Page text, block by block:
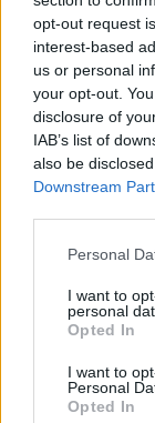
opt-out request
interest-based
us or personal
your opt-out.
disclosure of
IAB’s list of
also be
Downstream
Personal
I want to
personal
Opted In
I want to
Personal
Opted In
w takiej
liryczny
rzeczy,
(z tomu
Podobne